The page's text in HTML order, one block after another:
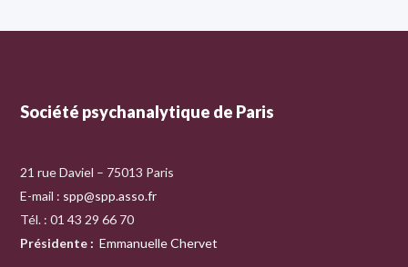
Société psychanalytique de Paris
21 rue Daviel – 75013 Paris
E-mail : spp@spp.asso.fr
Tél. : 01 43 29 66 70
Présidente : Emmanuelle Chervet